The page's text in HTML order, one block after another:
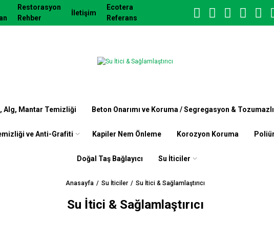
Restorasyon
Rehber
İletişim
Ecotera
Referans
Alg, Mantar Temizliği Beton Onarımı ve Koruma / Segregasyon &
ve Anti-Grafiti Kapiler Nem Önleme Korozyon Koruma
Doğal Taş Bağlayıcı Su İticiler
Anasayfa Su İticiler Su İtici & Sağlamlaştırıcı
Su İtici & Sağlamlaştırıcı